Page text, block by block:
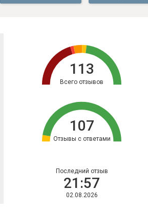
Всего отзывов
113
Отзывы с ответами
107
Последний отзыв
21:57
02.08.2026